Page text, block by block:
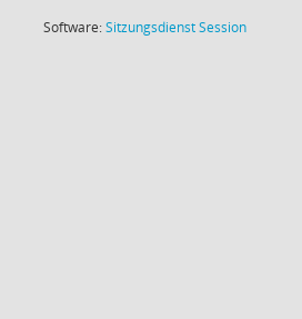
Software:SitzungsdienstSession(Wird in